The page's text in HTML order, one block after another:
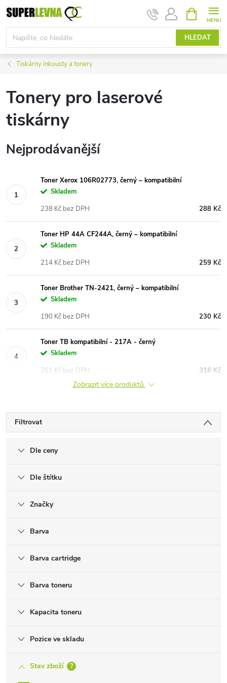
Přejít
na
obsah
HLEDAT
NÁKUPNÍ
KOŠÍK
Tiskárny inkousty a tonery
Tonery pro laserové
tiskárny
Nejprodávanější
Toner Xerox 106R02773, černý – kompatibilní
Skladem
288 Kč
238 Kč bez DPH
Toner HP 44A CF244A, černý – kompatibilní
Skladem
259 Kč
214 Kč bez DPH
Toner Brother TN-2421, černý – kompatibilní
Skladem
230 Kč
190 Kč bez DPH
Toner TB kompatibilní - 217A - černý
Skladem
316 Kč
261 Kč bez DPH
Zobrazit více produktů
Filtrovat
Dle ceny
Dle štítku
Značky
Barva
Barva cartridge
Barva toneru
Kapacita toneru
Pozice ve skladu
Stav zboží ?